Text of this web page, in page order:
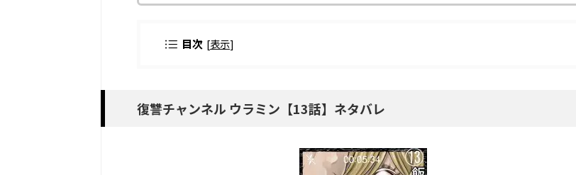
目次 [表示]
復讐チャンネル ウラミン【13話】ネタバレ